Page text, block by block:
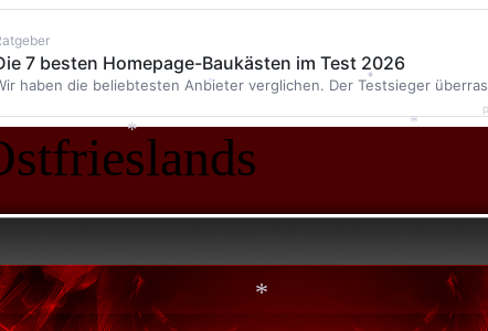
7 besten Homepage-Baukästen im Test 2026
haben die beliebtesten Anbieter verglichen. Der Testsieger
*
*